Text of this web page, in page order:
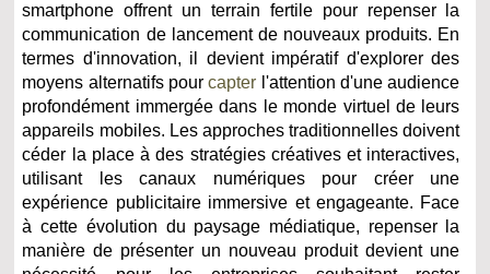
smartphone offrent un terrain fertile pour repenser la
communication de lancement de nouveaux produits. En
termes d'innovation, il devient impératif d'explorer des
moyens alternatifs pourcapter l'attention d'une audience
profondément immergée dans le monde virtuel de leurs
appareils mobiles. Les approches traditionnelles doivent
céder la place à des stratégies créatives et interactives,
utilisant les canaux numériques pour créer une
expérience publicitaire immersive et engageante. Face
à cette évolution du paysage médiatique, repenser la
manière de présenter un nouveau produit devient une